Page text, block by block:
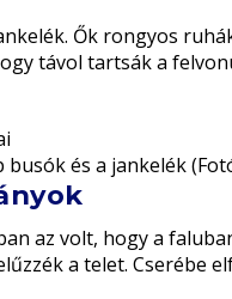
Ők rongyos
távol tartsák a
és a jankelék
az volt, hogy a
a telet. Cserébe